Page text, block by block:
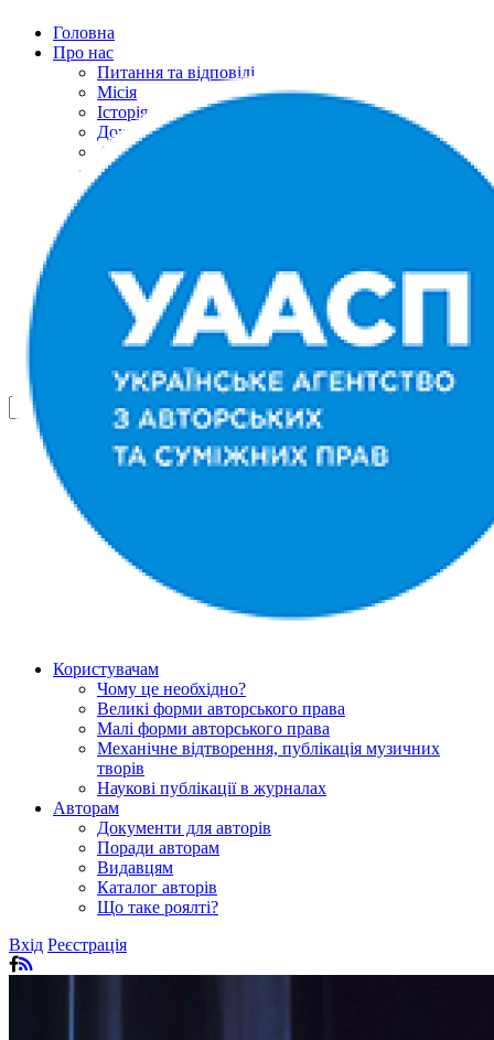
Головна
Про нас
Питання та відповіді
Місія
Історія
Документи
Авторська рада
Рада правовласників
Новини
Контакти
Українська
Русский
Користувачам
Чому це необхідно?
Великі форми авторського права
Малі форми авторського права
Механічне відтворення, публікація музичних
творів
Наукові публікації в журналах
Авторам
Документи для авторів
Поради авторам
Видавцям
Каталог авторів
Що таке роялті?
Вхід Реєстрація